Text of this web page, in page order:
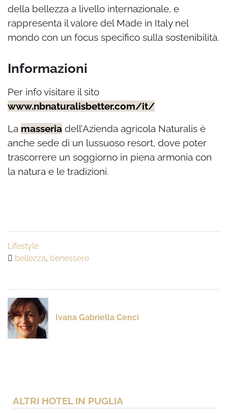
della bellezza a livello internazionale, e
rappresenta il valore del Made in Italy nel
mondo con un focus specifico sulla sostenibilità.
Informazioni
Per info visitare il sito
www.nbnaturalisbetter.com/it/
La masseria dell’Azienda agricola Naturalis è
anche sede di un lussuoso resort, dove poter
trascorrere un soggiorno in piena armonia con
la natura e le tradizioni.
Lifestyle
bellezza, benessere
Ivana Gabriella Cenci
ALTRI HOTEL IN PUGLIA